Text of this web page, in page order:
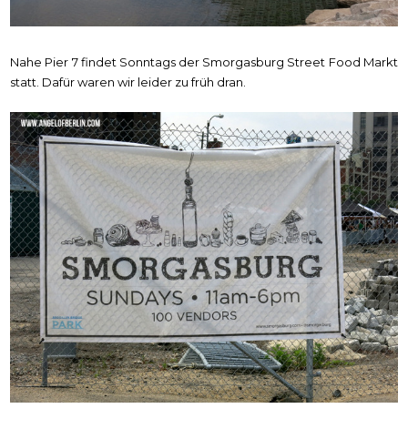
Nahe Pier 7 findet Sonntags der Smorgasburg Street Food Markt
statt. Dafür waren wir leider zu früh dran.